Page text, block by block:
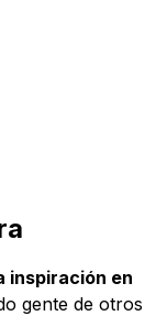
inspiración en
gente de otros